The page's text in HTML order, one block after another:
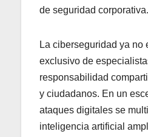
de seguridad corporativa.
La ciberseguridad ya no
exclusivo de
responsabilidad
y ciudadanos. En un
ataques digitales se
inteligencia artificial